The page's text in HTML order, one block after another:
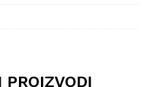
PROIZVODI